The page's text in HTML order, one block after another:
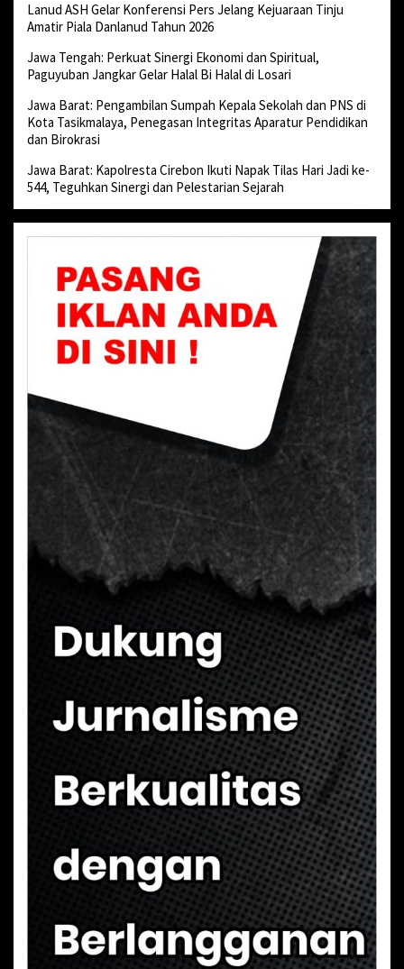
Lanud ASH Gelar Konferensi Pers Jelang Kejuaraan Tinju
Amatir Piala Danlanud Tahun 2026
Jawa Tengah: Perkuat Sinergi Ekonomi dan Spiritual,
Paguyuban Jangkar Gelar Halal Bi Halal di Losari
Jawa Barat: Pengambilan Sumpah Kepala Sekolah dan PNS di
Kota Tasikmalaya, Penegasan Integritas Aparatur Pendidikan
dan Birokrasi
Jawa Barat: Kapolresta Cirebon Ikuti Napak Tilas Hari Jadi ke-
544, Teguhkan Sinergi dan Pelestarian Sejarah